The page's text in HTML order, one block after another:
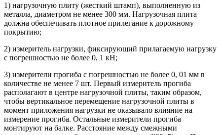
1) нагрузочную плиту (жесткий штамп), выполненную из
металла, диаметром не менее 300 мм. Нагрузочная плита
должна обеспечивать плотное прилегание к дорожному
покрытию;
2) измеритель нагрузки, фиксирующий прилагаемую нагрузку
с погрешностью не более 0, 1 кН;
3) измерители прогиба с погрешностью не более 0, 01 мм в
количестве не менее 7 шт. Первый измеритель прогиба
располагают в центре нагрузочной плиты, таким образом,
чтобы вертикальное перемещение нагрузочной плиты в
момент приложения нагрузки не оказывало влияние на
измерение прогиба. Остальные измерители прогиба
монтируют на балке. Расстояние между смежными